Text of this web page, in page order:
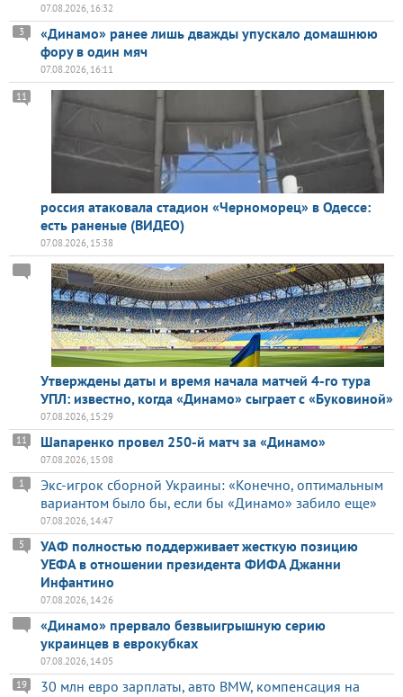
07.08.2026, 16:32
«Динамо» ранее лишь дважды упускало домашнюю
фору в один мяч
3
07.08.2026, 16:11
россия атаковала стадион «Черноморец» в Одессе:
есть раненые (ВИДЕО)
11
07.08.2026, 15:38
Утверждены даты и время начала матчей 4-го тура
УПЛ: известно, когда «Динамо» сыграет с «Буковиной»
07.08.2026, 15:29
Шапаренко провел 250-й матч за «Динамо»
11
07.08.2026, 15:08
Экс-игрок сборной Украины: «Конечно, оптимальным
вариантом было бы, если бы «Динамо» забило еще»
1
07.08.2026, 14:47
УАФ полностью поддерживает жесткую позицию
УЕФА в отношении президента ФИФА Джанни
Инфантино
5
07.08.2026, 14:26
«Динамо» прервало безвыигрышную серию
украинцев в еврокубках
07.08.2026, 14:05
30 млн евро зарплаты, авто BMW, компенсация на
19